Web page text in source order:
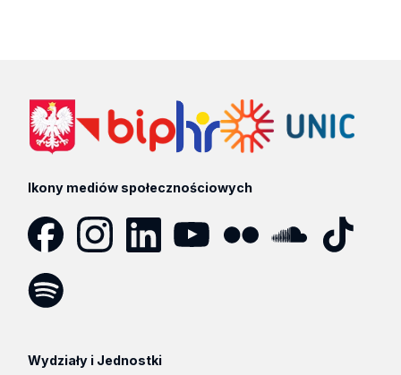
Ikony mediów społecznościowych
Wydziały i Jednostki